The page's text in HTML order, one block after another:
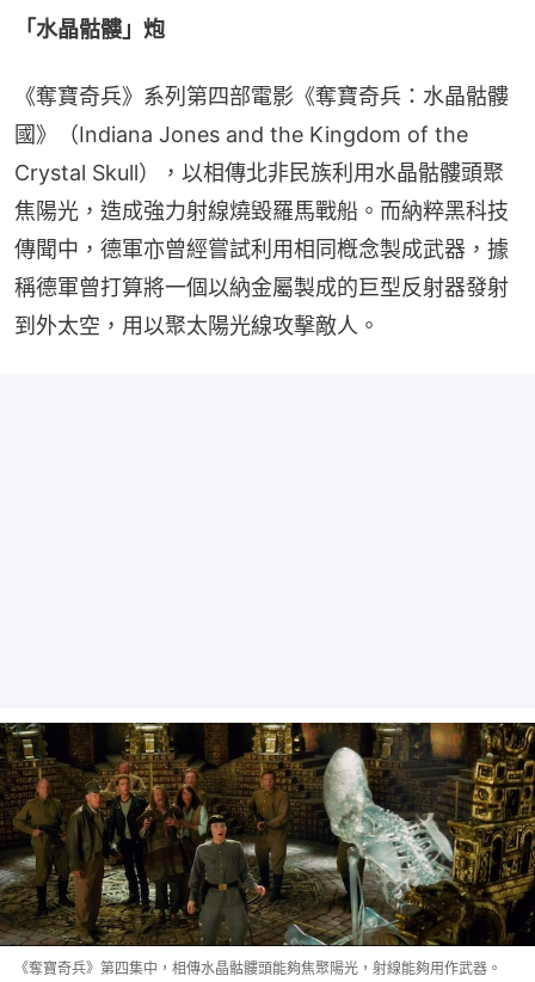
「水晶骷髏」炮
《奪寶奇兵》系列第四部電影《奪寶奇兵：水晶骷髏
國》（Indiana Jones and the Kingdom of the
Crystal Skull），以相傳北非民族利用水晶骷髏頭聚
焦陽光，造成強力射線燒毀羅馬戰船。而納粹黑科技
傳聞中，德軍亦曾經嘗試利用相同槪念製成武器，據
稱德軍曾打算將一個以納金屬製成的巨型反射器發射
到外太空，用以聚太陽光線攻擊敵人。
《奪寶奇兵》第四集中，相傳水晶骷髏頭能夠焦聚陽光，射線能夠用作武器。